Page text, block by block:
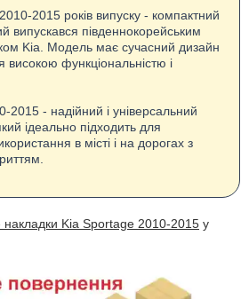
2015 років випуску - компактний
випускався південнокорейським
Kia. Модель має сучасний дизайн
високою функціональністю і
2015 - надійний і універсальний
ідеально підходить для
в місті і на дорогах з
накладки Kia Sportage 2010-2015 у